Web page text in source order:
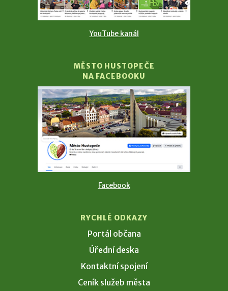
YouTube kanál
MĚSTO HUSTOPEČE
NA FACEBOOKU
Facebook
RYCHLÉ ODKAZY
Portál občana
Úřední deska
Kontaktní spojení
Ceník služeb města